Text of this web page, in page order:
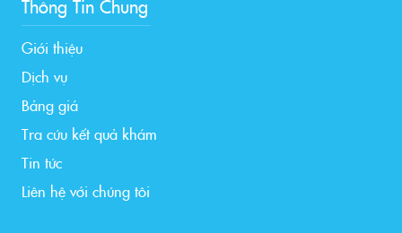
Giới thiệu
Dịch vụ
Bảng giá
Tra cứu kết quả khám
Tin tức
Liên hệ với chúng tôi